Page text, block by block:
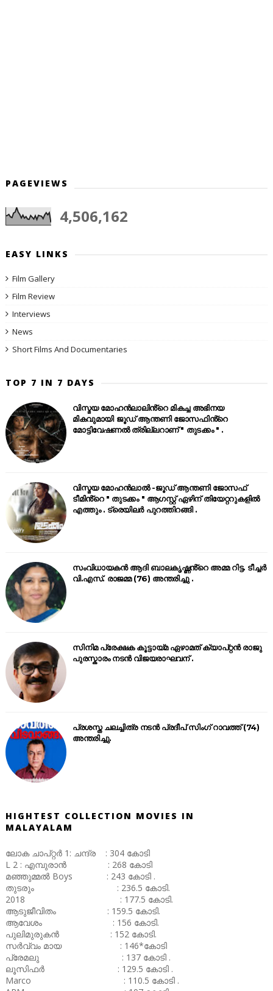
PAGEVIEWS
4,506,162
EASY LINKS
Film Gallery
Film Review
Interviews
News
Short Films And Documentaries
TOP 7 IN 7 DAYS
വിസ്മയ മോഹൻലാലിൻ്റെ മികച്ച അഭിനയ
മികവുമായി ജൂഡ് ആന്തണി ജോസഫിൻ്റെ
മോട്ടിവേഷണൽ ത്രില്ലറാണ് " തുടക്കം " .
വിസ്മയ മോഹൻലാൽ -ജൂഡ് ആന്തണി ജോസഫ്
ടീമിൻ്റെ " തുടക്കം " ആഗസ്റ്റ് ഏഴിന് തിയേറ്ററുകളിൽ
എത്തും . ട്രെയിലർ പുറത്തിറങ്ങി .
സംവിധായകൻ ആദി ബാലകൃഷ്ണൻ്റെ അമ്മ റിട്ട. ടീച്ചർ
വി.എസ്. രാജമ്മ (76) അന്തരിച്ചു .
സിനിമ പ്രേക്ഷക കൂട്ടായ്മ ഏഴാമത് ക്യാപ്റ്റൻ രാജു
പുരസ്കാരം നടൻ വിജയരാഘവന് .
പ്രശസ്ത ചലച്ചിത്ര നടൻ പ്രദീപ് സിംഗ് റാവത്ത് (74)
അന്തരിച്ചു.
HIGHTEST COLLECTION MOVIES IN
MALAYALAM
ലോക ചാപ്റ്റർ 1: ചന്ദ്ര : 304 കോടി
L 2 : എമ്പുരാൻ : 268 കോടി
മഞ്ഞുമ്മൽ Boys : 243 കോടി .
തുടരും : 236.5 കോടി.
2018 : 177.5 കോടി.
ആടുജീവിതം : 159.5 കോടി.
ആവേശം : 156 കോടി.
പുലിമുരുകൻ : 152 കോടി.
സർവ്വം മായ : 146*കോടി
പ്രേമലു : 137 കോടി .
ലൂസിഫർ : 129.5 കോടി .
Marco : 110.5 കോടി .